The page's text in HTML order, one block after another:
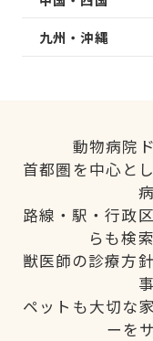
九州・沖縄
動物病院
首都圏を中心と
路線・駅・行政
らも検
獣医師の診療方
ペットも大切な
ーを